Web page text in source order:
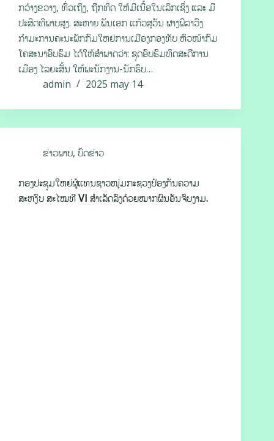
ກວ້າງຂວາງ, ທົ່ວເຖິງ, ຖືກທິດ ໃຫ້ມີເນື້ອໃນເລິກເຊິ່ງ ແລະ ມີ
ປະສິດທິພາບສູງ. ສະຫາຍ ພັນເອກ ແກ້ວສຸວັນ ຜາງພິລາວົງ
ກຳມະການຄະນະພັກກົມໃຫຍ່ການເມືອງກອງທັບ ຫົວໜ້າກົມ
ໂຄສະນາອົບຮົມ ໄດ້ໃຫ້ສຳພາດວ່າ: ຊຸດອົບຮົມທິດສະດີການ
ເມືອງ ໄລຍະສັ້ນ ໃຫ້ພະນັກງານ-ນັກຮົບ…
admin
2025 may 14
ຂ່າວພາບ, ບົດຂ່າວ
ກອງປະຊຸມໃຫຍ່ຜູ້ແທນຊາວໜຸ່ມກະຊວງປ້ອງກັນຄວາມ
ສະຫງົບ ສະໄໝທີ VI ສຳເລັດລົງດ້ວຍໝາກຜົນອັນຈົບງາມ.